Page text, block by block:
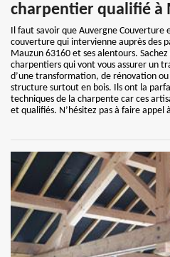
charpentier qualifié à
Il faut savoir que Auvergne
couverture qui intervienne auprès des
Mauzun 63160 et ses alentours.
charpentiers qui vont vous assurer un
d’une transformation, de rénovation
structure surtout en bois. Ils ont la
techniques de la charpente car ces
et qualifiés. N’hésitez pas à faire appel